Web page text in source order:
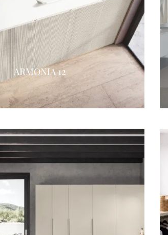
ARMONIA 12